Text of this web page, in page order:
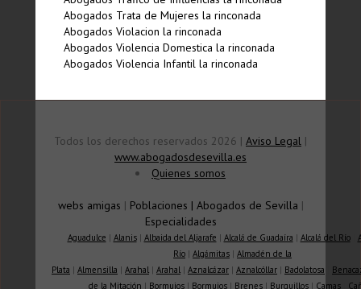
Abogados Trata de Mujeres la rinconada
Abogados Violacion la rinconada
Abogados Violencia Domestica la rinconada
Abogados Violencia Infantil la rinconada
Todos los derechos reservados 2026 | Aviso Legal |
www.abogadosdesevilla.es
Quienes somos
webs amigas | Poblaciones | Abogados de Sevilla |
Especialidades
Aguadulce | Alanis| Albaida del Aljarafe | Alcalá de Guadaíra | Alcalá del Río|
Río | Algámitas | Almadén de la
Plata | Almensilla | Arahal | Arahal | Aznalcázar | Aznalcóllar | Badolatosa
de la Mitación | Bormujos | Bormujos | Brenes | Burguillos | Camas